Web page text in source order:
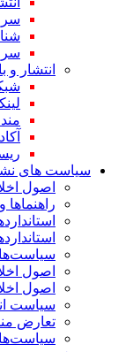
انتشار و
سیاست های نشر
اصول
راهنماها
اصول
اصول
سیاست
تعارض